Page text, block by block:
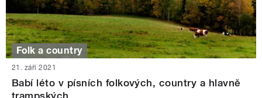
Folk a country
21. září 2021
Babí léto v písních folkových, country a hlavně